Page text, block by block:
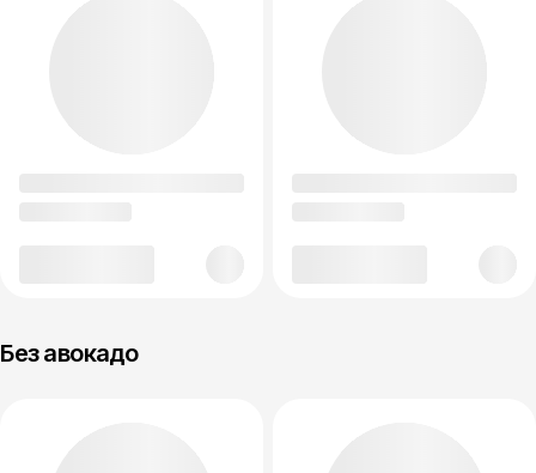
Без авокадо